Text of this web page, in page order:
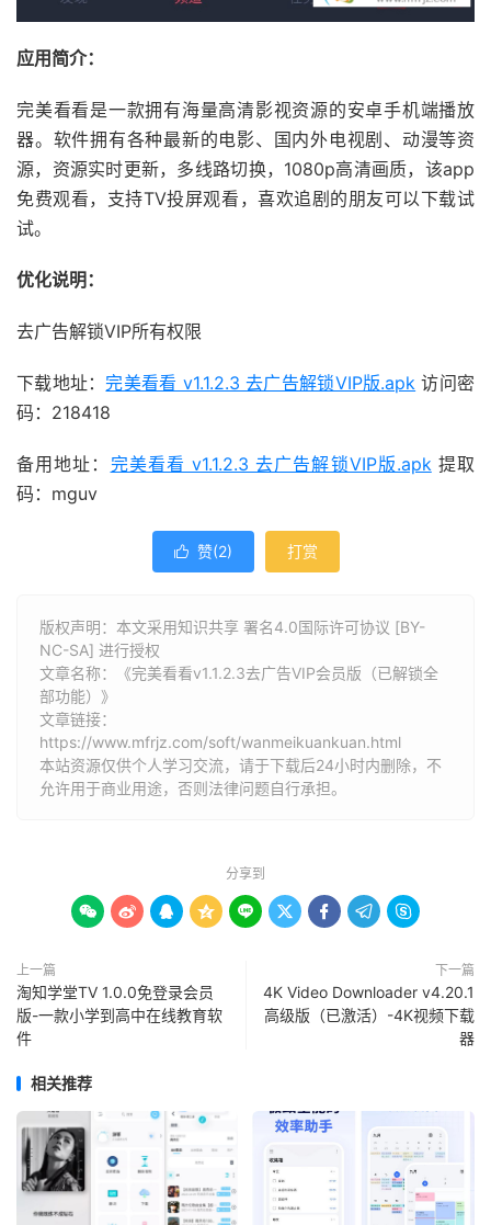
应用简介：
完美看看是一款拥有海量高清影视资源的安卓手机端播放
器。软件拥有各种最新的电影、国内外电视剧、动漫等资
源，资源实时更新，多线路切换，1080p高清画质，该app
免费观看，支持TV投屏观看，喜欢追剧的朋友可以下载试
试。
优化说明：
去广告解锁VIP所有权限
下载地址：完美看看 v1.1.2.3 去广告解锁VIP版.apk 访问密
码：218418
备用地址： 完美看看 v1.1.2.3 去广告解锁VIP版.apk提取
码：mguv
 赞(2) 打赏
版权声明：本文采用知识共享 署名4.0国际许可协议 [BY-
NC-SA] 进行授权
文章名称：《完美看看v1.1.2.3去广告VIP会员版（已解锁全
部功能）》
文章链接：
https://www.mfrjz.com/soft/wanmeikuankuan.html
本站资源仅供个人学习交流，请于下载后24小时内删除，不
允许用于商业用途，否则法律问题自行承担。
分享到
        
上一篇
淘知学堂TV 1.0.0免登录会员
版-一款小学到高中在线教育软
件
下一篇
4K Video Downloader v4.20.1
高级版（已激活）-4K视频下载
器
相关推荐